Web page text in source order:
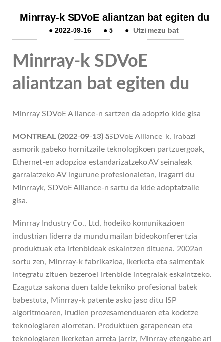
Minrray-k SDVoE aliantzan bat egiten du
●2022-09-16 ●5 ● Utzi mezu bat
Minrray-k SDVoE
aliantzan bat egiten du
Minrray SDVoE Alliance-n sartzen da adopzio kide gisa
MONTREAL (2022-09-13) âSDVoE Alliance-k, irabazi-
asmorik gabeko hornitzaile teknologikoen partzuergoak,
Ethernet-en adopzioa estandarizatzeko AV seinaleak
garraiatzeko AV ingurune profesionaletan, iragarri du
Minrrayk, SDVoE Alliance-n sartu da kide adoptatzaile
gisa.
Minrray Industry Co., Ltd, hodeiko komunikazioen
industrian liderra da mundu mailan bideokonferentzia
produktuak eta irtenbideak eskaintzen dituena. 2002an
sortu zen, Minrray-k fabrikazioa, ikerketa eta salmentak
integratu zituen bezeroei irtenbide integralak eskaintzeko.
Ezagutza sakona duen talde tekniko profesional batek
babestuta, Minrray-k patente asko jaso ditu ISP
algoritmoaren, irudien prozesamenduaren eta kodetze
teknologiaren alorretan. Produktuen garapenean eta
teknologiaren ikerketan arreta jarriz, Minrray etengabe ari